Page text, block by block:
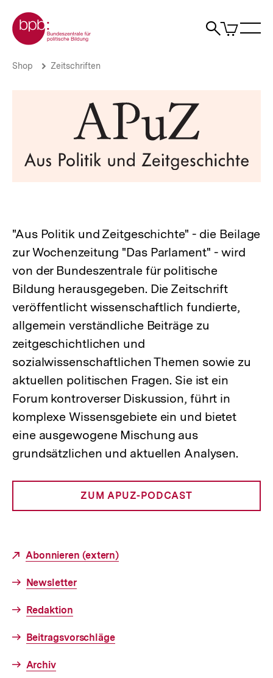
zum
Seiteninhalt
springen
Zur Startseite der bpb
Suche
Artikel
im
Aus
und
Brotkrümelnavigation
Pfadnavigation
Shop Zeitschriften
"Aus Politik und Zeitgeschichte" - die Beilage
zur Wochenzeitung "Das Parlament" - wird
von der Bundeszentrale für politische
Bildung herausgegeben. Die Zeitschrift
veröffentlicht wissenschaftlich fundierte,
allgemein verständliche Beiträge zu
zeitgeschichtlichen und
sozialwissenschaftlichen Themen sowie zu
aktuellen politischen Fragen. Sie ist ein
Forum kontroverser Diskussion, führt in
komplexe Wissensgebiete ein und bietet
eine ausgewogene Mischung aus
grundsätzlichen und aktuellen Analysen.
ZUM APUZ-PODCAST
Abonnieren (extern)
Newsletter
Redaktion
Beitragsvorschläge
Archiv